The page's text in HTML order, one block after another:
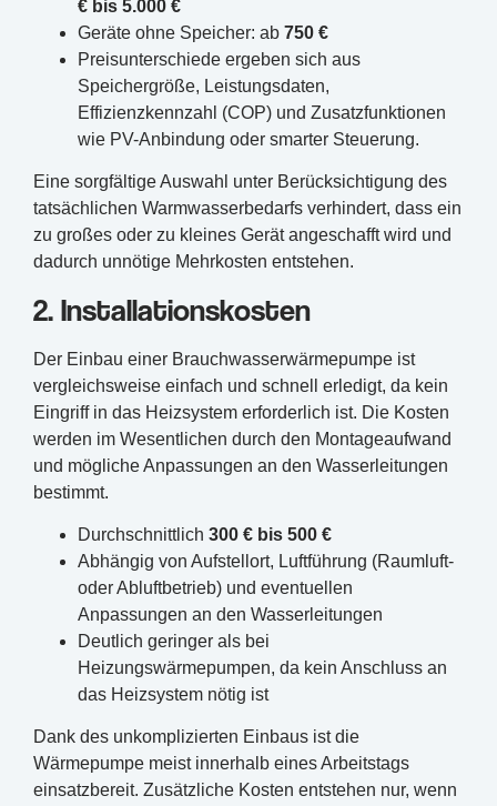
€ bis 5.000 €
Geräte ohne Speicher: ab 750 €
Preisunterschiede ergeben sich aus
Speichergröße, Leistungsdaten,
Effizienzkennzahl (COP) und Zusatzfunktionen
wie PV-Anbindung oder smarter Steuerung.
Eine sorgfältige Auswahl unter Berücksichtigung des
tatsächlichen Warmwasserbedarfs verhindert, dass ein
zu großes oder zu kleines Gerät angeschafft wird und
dadurch unnötige Mehrkosten entstehen.
2. Installationskosten
Der Einbau einer Brauchwasserwärmepumpe ist
vergleichsweise einfach und schnell erledigt, da kein
Eingriff in das Heizsystem erforderlich ist. Die Kosten
werden im Wesentlichen durch den Montageaufwand
und mögliche Anpassungen an den Wasserleitungen
bestimmt.
Durchschnittlich 300 € bis 500 €
Abhängig von Aufstellort, Luftführung (Raumluft-
oder Abluftbetrieb) und eventuellen
Anpassungen an den Wasserleitungen
Deutlich geringer als bei
Heizungswärmepumpen, da kein Anschluss an
das Heizsystem nötig ist
Dank des unkomplizierten Einbaus ist die
Wärmepumpe meist innerhalb eines Arbeitstags
einsatzbereit. Zusätzliche Kosten entstehen nur, wenn